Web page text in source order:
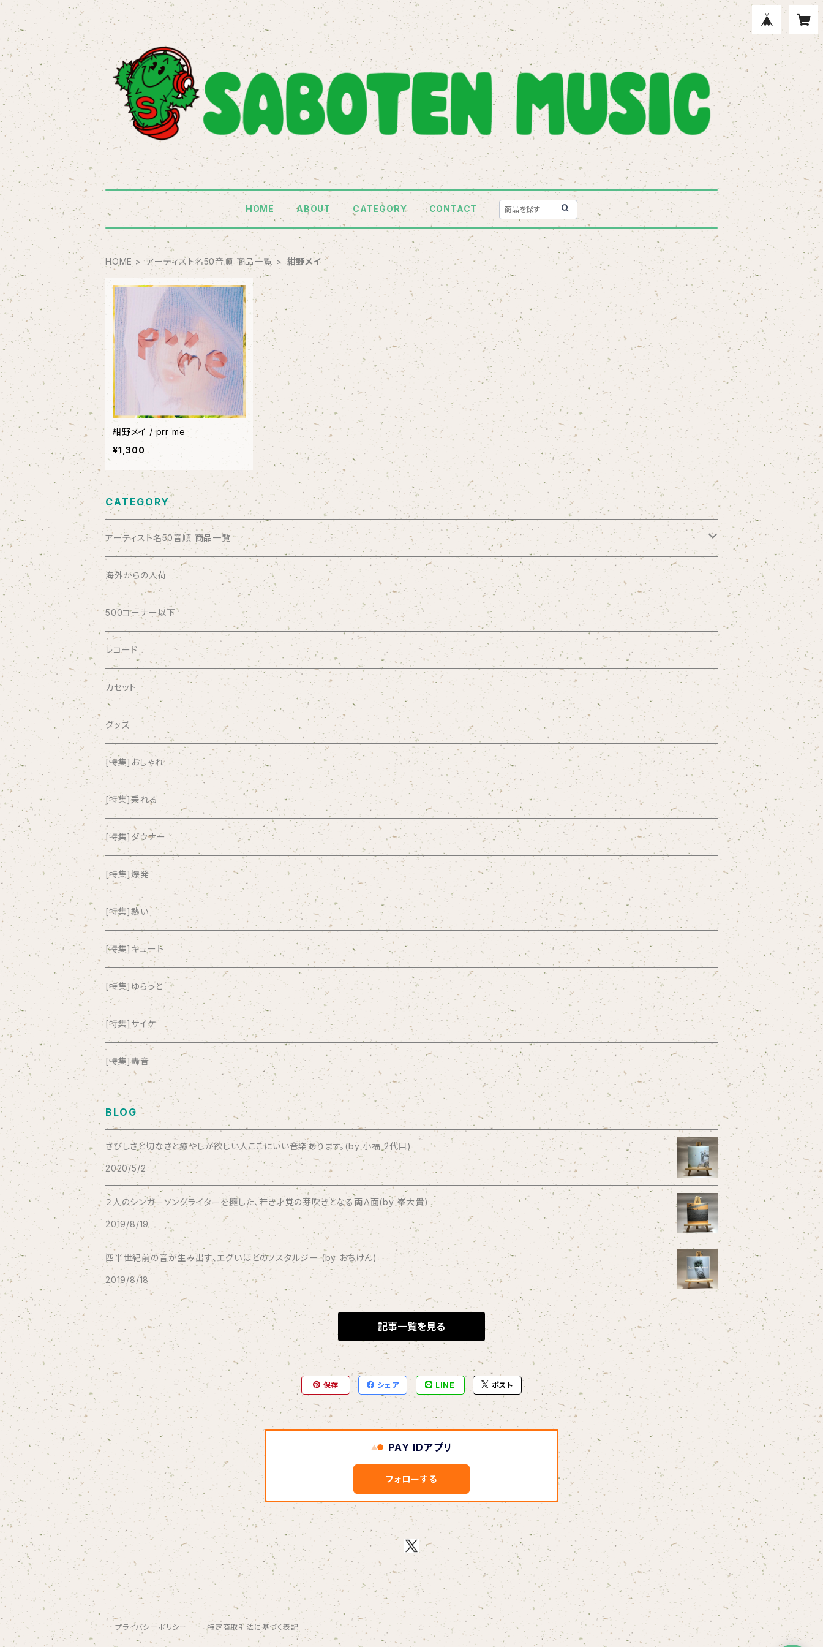
HOME ABOUT CATEGORY CONTACT
HOME アーティスト名50音順 商品一覧 紺野メイ
紺野メイ / prr me
¥1,300
CATEGORY
アーティスト名50音順 商品一覧
ABSOLUTE LOSERS
AFRICA
AGU
AIRCRAFT
airlie
AKUTAGAWA FANCLUB
ALKASILKA
all about paradise
ALL ITEM 10 TIMES
Amia Calva
Amsterdamned
ANYO
And Summer Club
anticlockwise
Aysula
Bad Operation
Bagus!
BBBBBBB
The BEG
The Beths
THE BLACK SHANSONS
BLONDnewHALF
Blondy
BOAR HUNTER
bud&harbor
Bulbs Of Passion
Calme Adiction
CANDY
海外からの入荷
500コーナー以下
レコード
カセット
グッズ
[特集]おしゃれ
[特集]乗れる
[特集]ダウナー
[特集]爆発
[特集]熱い
[特集]キュート
[特集]ゆらっと
[特集]サイケ
[特集]轟音
BLOG
さびしさと切なさと癒やしが欲しい人ここにいい音楽あります。(by 小福 2代目)
2020/5/2
２人のシンガーソングライターを擁した、若き才覚の芽吹きとなる両Ａ面(by 峯大貴)
2019/8/19
四半世紀前の音が生み出す、エグいほどのノスタルジー (by おちけん)
2019/8/18
記事一覧を見る
保存 シェア LINE ポスト
PAY IDアプリ
フォローする
プライバシーポリシー 特定商取引法に基づく表記